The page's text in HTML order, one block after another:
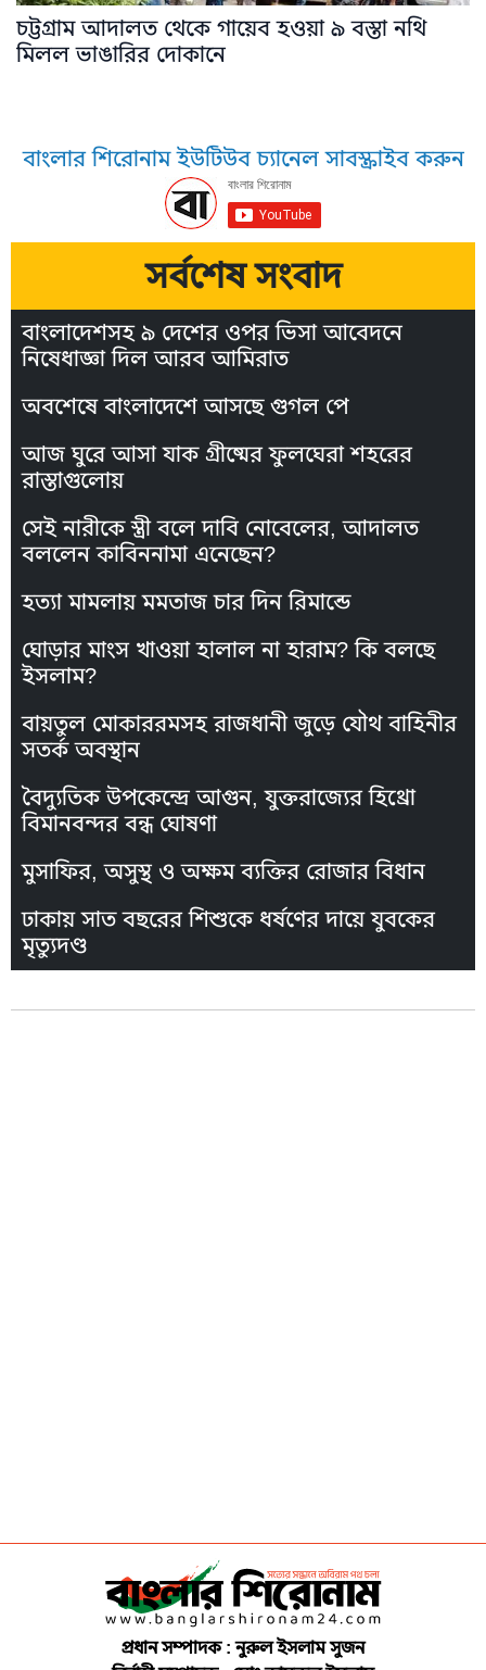
চট্টগ্রাম আদালত থেকে গায়েব হওয়া ৯ বস্তা নথি
মিলল ভাঙারির দোকানে
বাংলার শিরোনাম ইউটিউব চ্যানেল সাবস্ক্রাইব করুন
সর্বশেষ সংবাদ
বাংলাদেশসহ ৯ দেশের ওপর ভিসা আবেদনে
নিষেধাজ্ঞা দিল আরব আমিরাত
অবশেষে বাংলাদেশে আসছে গুগল পে
আজ ঘুরে আসা যাক গ্রীষ্মের ফুলঘেরা শহরের
রাস্তাগুলোয়
সেই নারীকে স্ত্রী বলে দাবি নোবেলের, আদালত
বললেন কাবিননামা এনেছেন?
হত্যা মামলায় মমতাজ চার দিন রিমান্ডে
ঘোড়ার মাংস খাওয়া হালাল না হারাম? কি বলছে
ইসলাম?
বায়তুল মোকাররমসহ রাজধানী জুড়ে যৌথ বাহিনীর
সতর্ক অবস্থান
বৈদ্যুতিক উপকেন্দ্রে আগুন, যুক্তরাজ্যের হিথ্রো
বিমানবন্দর বন্ধ ঘোষণা
মুসাফির, অসুস্থ ও অক্ষম ব্যক্তির রোজার বিধান
ঢাকায় সাত বছরের শিশুকে ধর্ষণের দায়ে যুবকের
মৃত্যুদণ্ড
প্রধান সম্পাদক : নুরুল ইসলাম সুজন